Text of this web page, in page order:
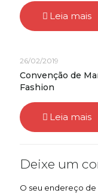
Leia mais
26/02/2019
Convenção de
Fashion
Leia mais
Deixe um
O seu endereço de